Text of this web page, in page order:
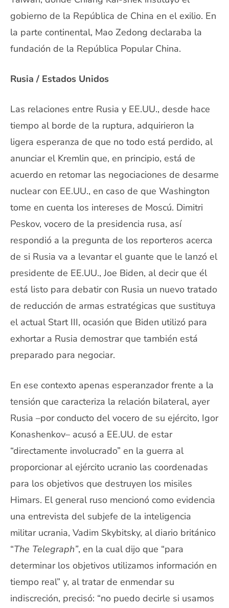
gobierno de la República de China en el exilio. En
la parte continental, Mao Zedong declaraba la
fundación de la República Popular China.
Rusia / Estados Unidos
Las relaciones entre Rusia y EE.UU., desde hace
tiempo al borde de la ruptura, adquirieron la
ligera esperanza de que no todo está perdido, al
anunciar el Kremlin que, en principio, está de
acuerdo en retomar las negociaciones de desarme
nuclear con EE.UU., en caso de que Washington
tome en cuenta los intereses de Moscú. Dimitri
Peskov, vocero de la presidencia rusa, así
respondió a la pregunta de los reporteros acerca
de si Rusia va a levantar el guante que le lanzó el
presidente de EE.UU., Joe Biden, al decir que él
está listo para debatir con Rusia un nuevo tratado
de reducción de armas estratégicas que sustituya
el actual Start III, ocasión que Biden utilizó para
exhortar a Rusia demostrar que también está
preparado para negociar.
En ese contexto apenas esperanzador frente a la
tensión que caracteriza la relación bilateral, ayer
Rusia –por conducto del vocero de su ejército, Igor
Konashenkov– acusó a EE.UU. de estar
“directamente involucrado” en la guerra al
proporcionar al ejército ucranio las coordenadas
para los objetivos que destruyen los misiles
Himars. El general ruso mencionó como evidencia
una entrevista del subjefe de la inteligencia
militar ucrania, Vadim Skybitsky, al diario británico
“The Telegraph”, en la cual dijo que “para
determinar los objetivos utilizamos información en
tiempo real” y, al tratar de enmendar su
indiscreción, precisó: “no puedo decirle si usamos